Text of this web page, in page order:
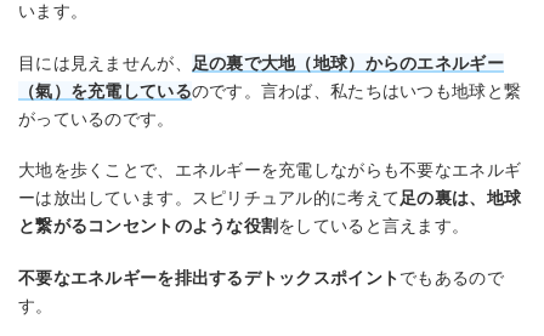
います。
目には見えませんが、
足の裏で大地（地球）からのエネルギー
（氣）を充電しているのです。言わば、私たちはいつも地球と繋
がっているのです。
大地を歩くことで、エネルギーを充電しながらも不要なエネルギ
ーは放出しています。スピリチュアル的に考えて足の裏は、地球
と繋がるコンセントのような役割をしていると言えます。
不要なエネルギーを排出するデトックスポイントでもあるので
す。